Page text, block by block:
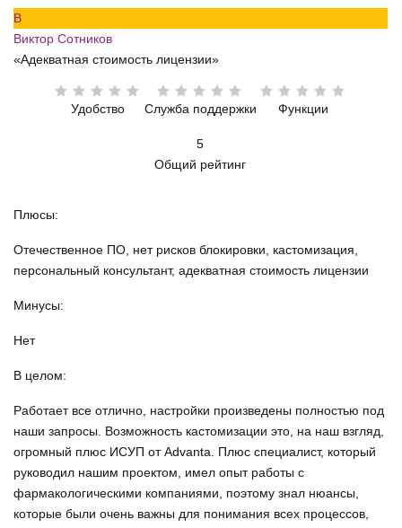
В
Виктор Сотников
«Адекватная стоимость лицензии»
Удобство Служба поддержки Функции
5
Общий рейтинг
Плюсы:
Отечественное ПО, нет рисков блокировки, кастомизация,
персональный консультант, адекватная стоимость лицензии
Минусы:
Нет
В целом:
Работает все отлично, настройки произведены полностью под
наши запросы. Возможность кастомизации это, на наш взгляд,
огромный плюс ИСУП от Аdvanta. Плюс специалист, который
руководил нашим проектом, имел опыт работы с
фармакологическими компаниями, поэтому знал нюансы,
которые были очень важны для понимания всех процессов,